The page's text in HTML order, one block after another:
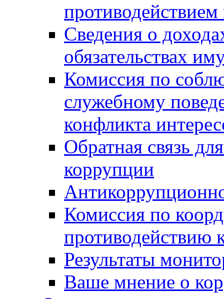
Сведения о
обязательствах
Комиссия по
служебному
конфликта
Обратная связь
коррупции
Комиссия по
противодействию
Результаты
Ваше мнение о